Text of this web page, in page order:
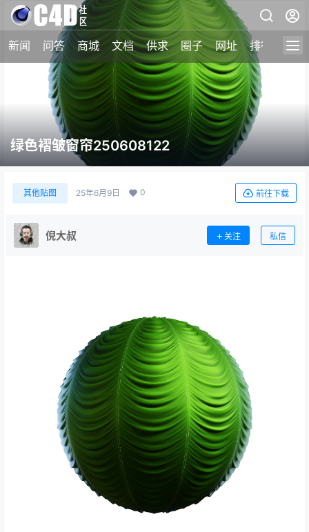
新闻 问答 商城 文档 供求 圈子 网址 排行榜
绿色褶皱窗帘250608122
其他贴图 25年6月9日 0 前往下载
倪大叔 关注 私信